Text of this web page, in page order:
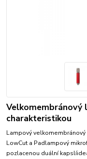
charakteristikou
Lampový
LowCut a Padlampový
pozlacenou duální